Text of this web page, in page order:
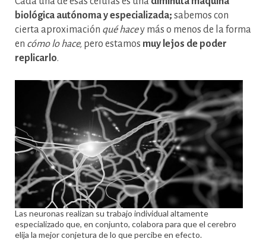
biológica autónoma y especializada; sabemos con
cierta aproximación qué hacey más o menos de la forma
en cómo lo hace, pero estamos muy lejos de poder
replicarlo.
Las neuronas realizan su trabajo individual altamente
especializado que, en conjunto, colabora para que el cerebro
elija la mejor conjetura de lo que percibe en efecto.